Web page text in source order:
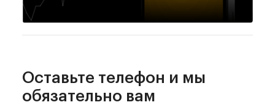
Оставьте телефон и мы
обязательно вам